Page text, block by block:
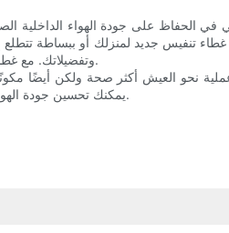
الحفاظ على جودة الهواء
تنفيس جديد لمنزلك أو ببساطة
وتفضيلاتك. مع غطاء تنفيس الجدار الأيمن ، يمكنك اتخاذ خطوة مهمة نحو مساحة معيشة أكثر صحة وأكثر استدامة.
نحو العيش أكثر صحة ولكن أيضًا مكونًا
يمكنك تحسين جودة الهواء ، وتقليل تكاليف الطاقة ، والتأكد من أن مساحة المعيشة الخاصة بك تظل مكانًا مريحًا وصحيًا.